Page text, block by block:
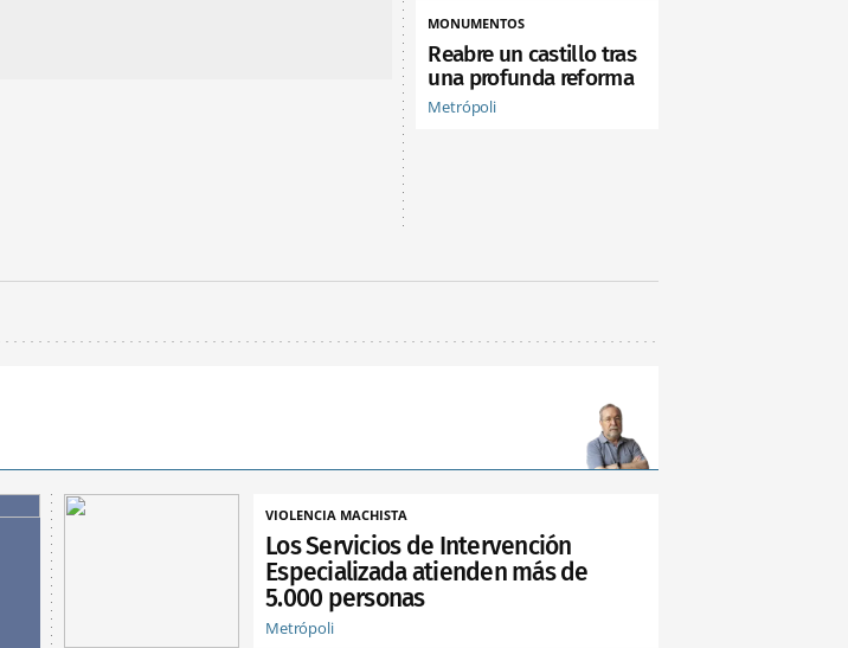
MONUMENTOS
Reabre un castillo tras
una profunda reforma
Metrópoli
VIOLENCIA MACHISTA
Los Servicios de Intervención
Especializada atienden más de
5.000 personas
Metrópoli